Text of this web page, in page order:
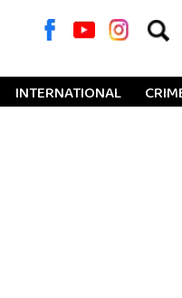
for:
INTERNATIONAL